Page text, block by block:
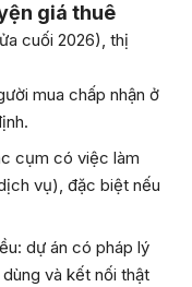
giá thuê
cuối 2026), thị
mua chấp nhận ở
cụm có việc làm
vụ), đặc biệt nếu
dự án có pháp lý
và kết nối thật